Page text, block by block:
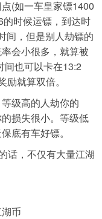
(如一车皇家镖1400
时候运镖，到达时
间，但是别人劫镖的
会小很多，就算被
间也可以卡在13:2
就算双倍。
级高的人劫你的
损失很小。等级低
底有车好镖。
话，不仅有大量江湖
币